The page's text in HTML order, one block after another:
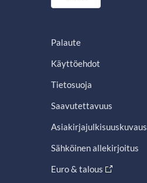
Palaute
Käyttöehdot
Tietosuoja
Saavutettavuus
Asiakirjajulkisuuskuvaus
Sähköinen allekirjoitus
Euro & talous